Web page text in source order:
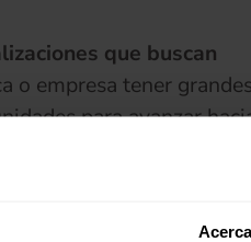
que buscan
o empresa tener grandes
para avanzar